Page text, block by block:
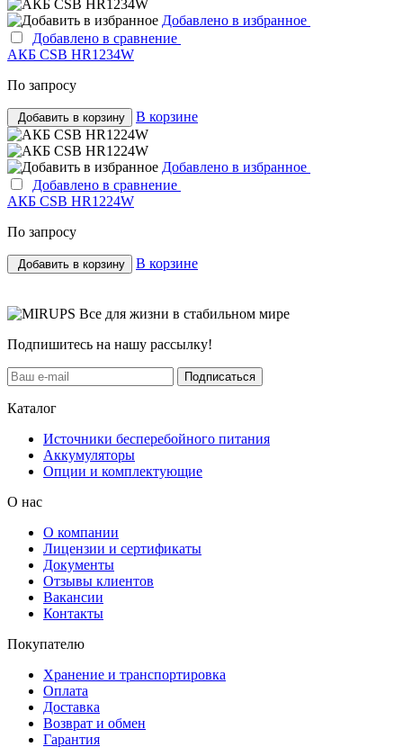
Добавлено в избранное
Добавлено в сравнение
АКБ CSB HR1234W
По запросу
Добавить в корзину В корзине
Добавлено в избранное
Добавлено в сравнение
АКБ CSB HR1224W
По запросу
Добавить в корзину В корзине
Все для жизни в стабильном мире
Подпишитесь на нашу рассылку!
Подписаться
Каталог
Источники бесперебойного питания
Аккумуляторы
Опции и комплектующие
О нас
О компании
Лицензии и сертификаты
Документы
Отзывы клиентов
Вакансии
Контакты
Покупателю
Хранение и транспортировка
Оплата
Доставка
Возврат и обмен
Гарантия